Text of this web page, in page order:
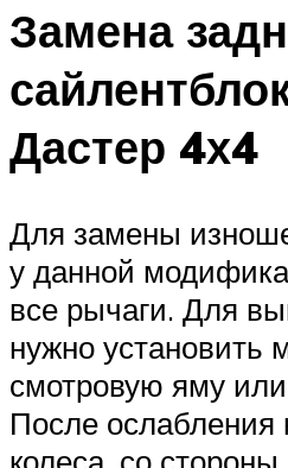
Замена
Дастер 4х4
Для замены
у данной
все рычаги. Для
нужно установить
смотровую яму или
После ослабления